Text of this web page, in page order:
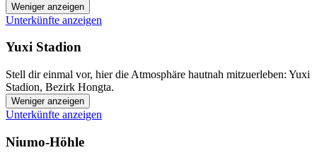
Weniger anzeigen
Unterkünfte anzeigen
Yuxi Stadion
Stell dir einmal vor, hier die Atmosphäre hautnah mitzuerleben: Yuxi
Stadion, Bezirk Hongta.
Weniger anzeigen
Unterkünfte anzeigen
Niumo-Höhle